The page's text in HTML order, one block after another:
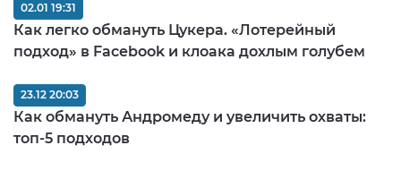
Как легко обмануть Цукера. «Лотерейный
подход» в Facebook и клоака дохлым голубем
02.01 19:31
Как обмануть Андромеду и увеличить охваты:
топ-5 подходов
23.12 20:03